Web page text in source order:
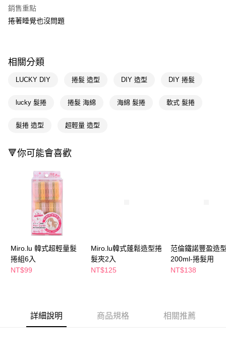
悠遊付
相關說明
【關於「AFTEE先享後付」】
１．簡單：不需註冊會員、不需綁卡、不需儲值。
３．安心：先確認商品／服務後，再付款。
１．於結帳方式選擇「AFTEE先享後付」後，將跳轉至「AFTEE先享後付」
結帳頁面，進行簡訊認證並確認金額後，即可完成結帳。
３．收到繳費通知簡訊後14天內，點擊此簡訊中的連結，可透過四大超商／
ATM／網路銀行／等多元方式進行付款，方視為交易完成。
※ 請注意：結帳手續完成當下不需立刻繳費，但若您需要取消訂單，請聯絡
購買商品的店家。未經商家同意取消之訂單仍視為有效，需透過AFTEE先享
後付繳納相關費用。
※ 交易是否成功請以「AFTEE先享後付 」之結帳頁面顯示為準，若有關於
是否繳費成功／繳費後需取消欲退款等相關疑問，請聯繫「AFTEE先享後付
【注意事項】
１．透過由恩沛科技股份有限公司提供之「AFTEE先享後付」服務完成之交
３．未成年的使用者請事先徵得法定代理人或監護人之同意方可使用
即享券
全家取貨付款
付款後全家取貨
每筆NT$65，滿NT$390(含以上)免運費
萊爾富取貨付款
每筆NT$65，滿NT$490(含以上)免運費
付款後萊爾富取貨
每筆NT$65，滿NT$490(含以上)免運費
7-11取貨付款
每筆NT$65，滿NT$490(含以上)免運費
宅配(本島)
銷售重點
捲著睡覺也沒問題
相關分類
LUCKY DIY 捲髮 造型 DIY 造型 DIY 捲髮
lucky 髮捲 捲髮 海綿 海綿 髮捲 軟式 髮捲
髮捲 造型 超輕量 造型
🔻你可能會喜歡
Miro.lu 韓式超輕量髮
捲組6入
NT$99
Miro.lu韓式蓬鬆造型捲
髮夾2入
NT$125
范倫鐵諾豐盈造
200ml-捲髮用
NT$138
詳細說明 商品規格 相關推薦